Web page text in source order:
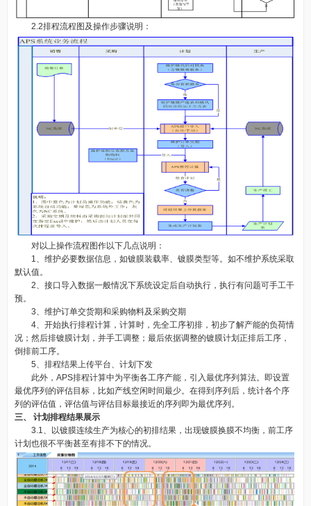
2.2排程流程图及操作步骤说明：
对以上操作流程图作以下几点说明：
1、维护必要数据信息，如镀膜装载率、镀膜类型等。如不维护系统采取
默认值。
2、接口导入数据一般情况下系统设定后自动执行，执行有问题可手工干
预。
3、维护订单交货期和采购物料及采购交期
4、开始执行排程计算，计算时，先全工序初排，初步了解产能的负荷情
况；然后排镀膜计划，并手工调整；最后依据调整的镀膜计划正排后工序，
倒排前工序。
5、排程结果上传平台、计划下发
此外，APS排程计算中为平衡各工序产能，引入最优序列算法。即设置
最优序列的评估目标，比如产线空闲时间最少。在得到序列后，统计各个序
列的评估值，评估值与评估目标最接近的序列即为最优序列。
三、 计划排程结果展示
3.1、以镀膜连续生产为核心的初排结果，出现镀膜换膜不均衡，前工序
计划也很不平衡甚至有排不下的情况。